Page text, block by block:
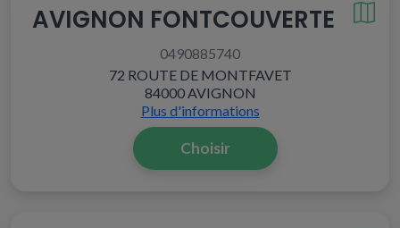
AVIGNON FONTCOUVERTE
0490885740
72 ROUTE DE MONTFAVET
84000 AVIGNON
Plus d'informations
Choisir